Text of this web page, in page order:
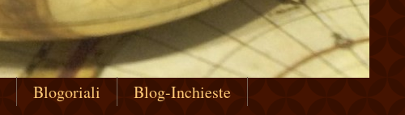
Blogoriali Blog-Inchieste